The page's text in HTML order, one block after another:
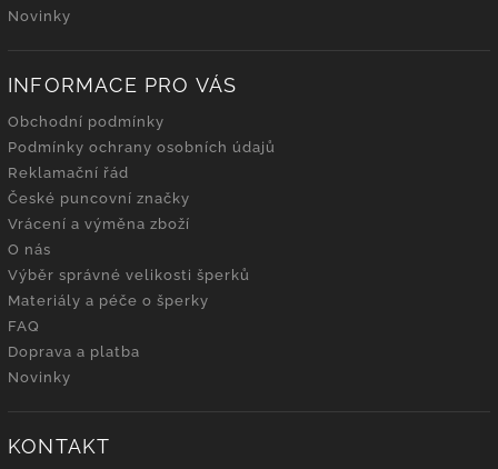
Novinky
INFORMACE PRO VÁS
Obchodní podmínky
Podmínky ochrany osobních údajů
Reklamační řád
České puncovní značky
Vrácení a výměna zboží
O nás
Výběr správné velikosti šperků
Materiály a péče o šperky
FAQ
Doprava a platba
Novinky
KONTAKT